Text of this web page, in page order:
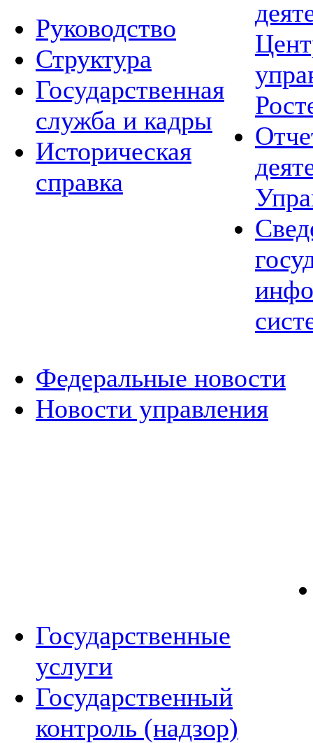
Руководство
Структура
Государственная
служба и кадры
Историческая
справка
Федеральные новости
Новости управления
Государственные
услуги
Государственный
контроль (надзор)